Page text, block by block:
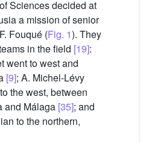
Sciences decided at
a mission of senior
Fouqué (Fig. 1). They
in the field [19]:
went to west and
[9]; A. Michel-Lévy
the west, between
and Málaga [35]; and
to the northern,